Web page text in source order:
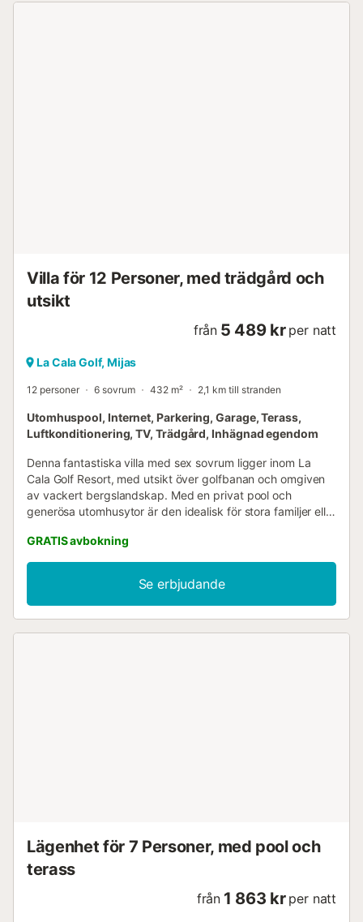
Villa för 12 Personer, med trädgård och
utsikt
från 5 489 kr per natt
La Cala Golf, Mijas
12 personer 6 sovrum 432 m² 2,1 km till stranden
Utomhuspool, Internet, Parkering, Garage, Terass,
Luftkonditionering, TV, Trädgård, Inhägnad egendom
Denna fantastiska villa med sex sovrum ligger inom La
Cala Golf Resort, med utsikt över golfbanan och omgiven
av vackert bergslandskap. Med en privat pool och
generösa utomhusytor är den idealisk för stora familjer eller
gångavstånd, medan kusten ligger cirka 7 km bort. Villan
är fördelad på fyra våningar och erbjuder rymliga,
bekväma bostadsytor. Ingång sker via det privata
dubbelgaraget eller grind från gatan, med trappor som
leder ner till huvudentrén. Här hittar du ett ljust öppet
ena med enkelsängar och det andra med en king size-
säng. Denna våning har också ett modernt duschrum oc...
GRATIS avbokning
Se erbjudande
Lägenhet för 7 Personer, med pool och
terass
från 1 863 kr per natt